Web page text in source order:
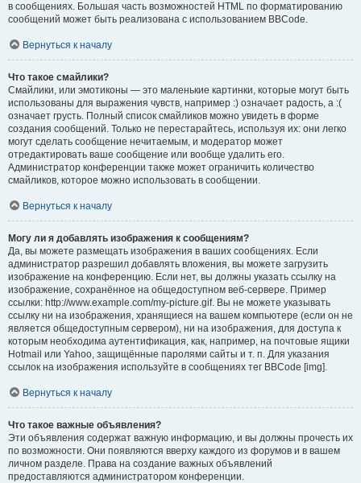
в сообщениях. Большая часть возможностей HTML по форматированию
сообщений может быть реализована с использованием BBCode.
Вернуться к началу
Что такое смайлики?
Смайлики, или эмотиконы — это маленькие картинки, которые могут быть
использованы для выражения чувств, например :) означает радость, а :(
означает грусть. Полный список смайликов можно увидеть в форме
создания сообщений. Только не перестарайтесь, используя их: они легко
могут сделать сообщение нечитаемым, и модератор может
отредактировать ваше сообщение или вообще удалить его.
Администратор конференции также может ограничить количество
смайликов, которое можно использовать в сообщении.
Вернуться к началу
Могу ли я добавлять изображения к сообщениям?
Да, вы можете размещать изображения в ваших сообщениях. Если
администратор разрешил добавлять вложения, вы можете загрузить
изображение на конференцию. Если нет, вы должны указать ссылку на
изображение, сохранённое на общедоступном веб-сервере. Пример
ссылки: http://www.example.com/my-picture.gif. Вы не можете указывать
ссылку ни на изображения, хранящиеся на вашем компьютере (если он не
является общедоступным сервером), ни на изображения, для доступа к
которым необходима аутентификация, как, например, на почтовые ящики
Hotmail или Yahoo, защищённые паролями сайты и т. п. Для указания
ссылок на изображения используйте в сообщениях тег BBCode [img].
Вернуться к началу
Что такое важные объявления?
Эти объявления содержат важную информацию, и вы должны прочесть их
по возможности. Они появляются вверху каждого из форумов и в вашем
личном разделе. Права на создание важных объявлений
предоставляются администратором конференции.